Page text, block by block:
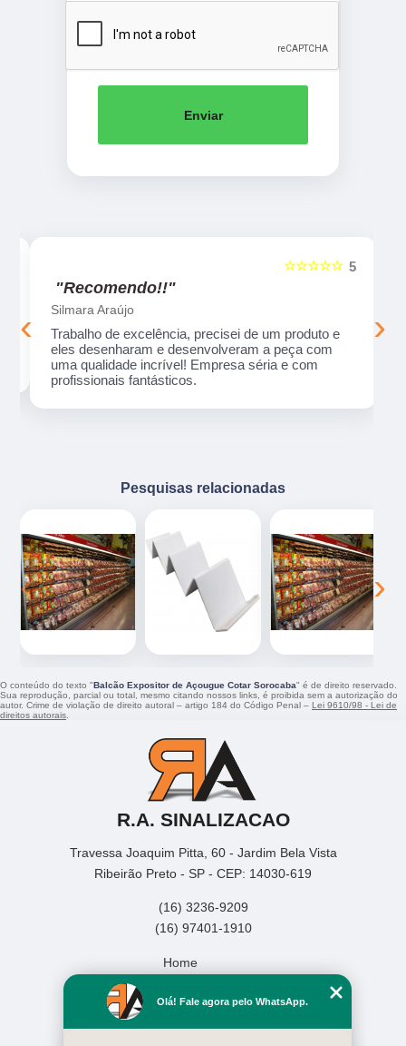
Enviar
5
☆☆☆☆☆
"Recomendo!!"
Silmara Araújo
Trabalho de excelência, precisei de um produto e
eles desenharam e desenvolveram a peça com
uma qualidade incrível! Empresa séria e com
profissionais fantásticos.
‹ ›
Pesquisas relacionadas
‹ ›
O conteúdo do texto "Balcão Expositor de Açougue Cotar Sorocaba" é de direito reservado.
Sua reprodução, parcial ou total, mesmo citando nossos links, é proibida sem a autorização do
autor. Crime de violação de direito autoral – artigo 184 do Código Penal – Lei 9610/98 - Lei de
direitos autorais
R.A. SINALIZACAO
Travessa Joaquim Pitta, 60 - Jardim Bela Vista
Ribeirão Preto - SP - CEP: 14030-619
(16) 3236-9209
(16) 97401-1910
Home
Missão
Olá! Fale agora pelo WhatsApp.